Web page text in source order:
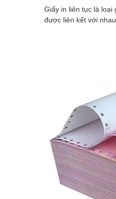
Giấy in liên tục là
được liên kết với